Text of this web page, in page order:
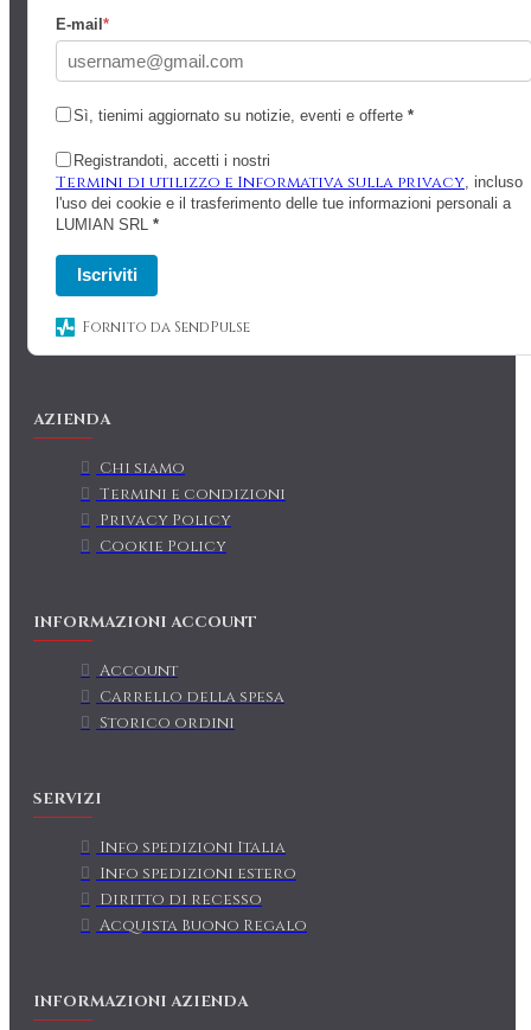
E-mail *
Sì, tienimi aggiornato su notizie, eventi e offerte *
Registrandoti, accetti i nostri
Termini di utilizzo e Informativa sulla privacy, incluso
l'uso dei cookie e il trasferimento delle tue informazioni personali a
LUMIAN SRL *
Iscriviti
Fornito da SendPulse
AZIENDA
Chi siamo
Termini e condizioni
Privacy Policy
Cookie Policy
INFORMAZIONI ACCOUNT
Account
Carrello della spesa
Storico ordini
SERVIZI
Info spedizioni Italia
Info spedizioni estero
Diritto di recesso
Acquista Buono Regalo
INFORMAZIONI AZIENDA